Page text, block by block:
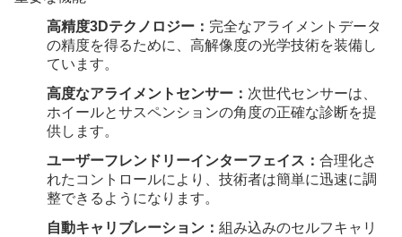
高精度3Dテクノロジー： 完全なアライメントデータ
の精度を得るために、高解像度の光学技術を装備し
ています。
高度なアライメントセンサー： 次世代センサーは、
ホイールとサスペンションの角度の正確な診断を提
供します。
ユーザーフレンドリーインターフェイス： 合理化さ
れたコントロールにより、技術者は簡単に迅速に調
整できるようになります。
自動キャリブレーション： 組み込みのセルフキャリ